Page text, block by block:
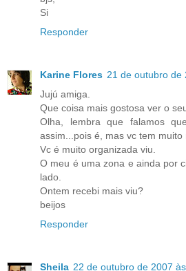
Si
Responder
Karine Flores 21 de outubro de
Jujú amiga.
Que coisa mais gostosa ver o
Olha, lembra que falamos
assim...pois é, mas vc tem
Vc é muito organizada viu.
O meu é uma zona e ainda por
lado.
Ontem recebi mais viu?
beijos
Responder
Sheila 22 de outubro de 2007